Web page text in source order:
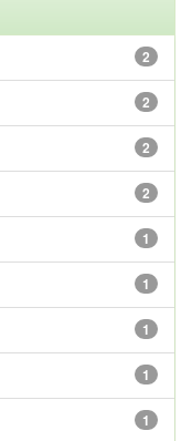
2
2
2
2
1
1
1
1
1